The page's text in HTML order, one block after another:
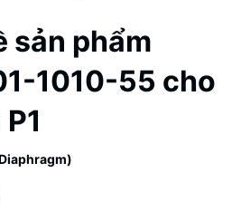
sản phẩm
1010-55 cho